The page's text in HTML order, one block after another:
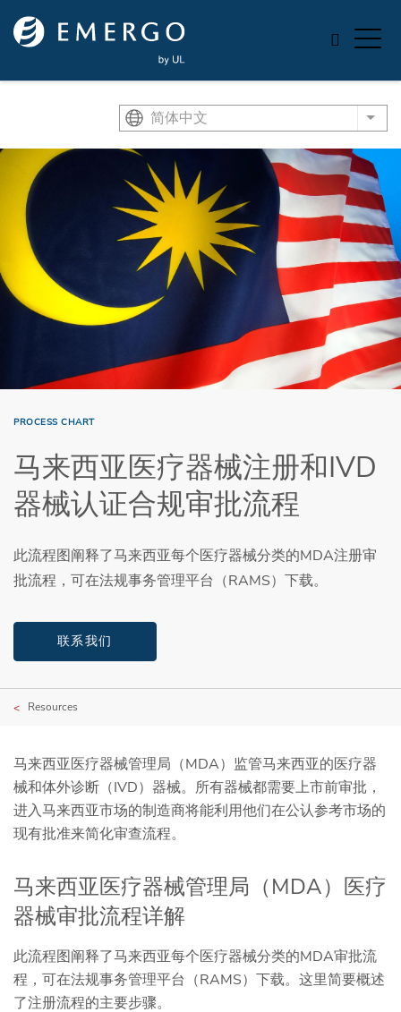
Skip to main content
简体中文 List
PROCESS CHART
马来西亚医疗器械注册和IVD
器械认证合规审批流程
此流程图阐释了马来西亚每个医疗器械分类的MDA注册审
批流程，可在法规事务管理平台（RAMS）下载。
联系我们
Resources
马来西亚医疗器械管理局（MDA）监管马来西亚的医疗器
械和体外诊断（IVD）器械。所有器械都需要上市前审批，
进入马来西亚市场的制造商将能利用他们在公认参考市场的
现有批准来简化审查流程。
马来西亚医疗器械管理局（MDA）医疗
器械审批流程详解
此流程图阐释了马来西亚每个医疗器械分类的MDA审批流
程，可在法规事务管理平台（RAMS）下载。这里简要概述
了注册流程的主要步骤。